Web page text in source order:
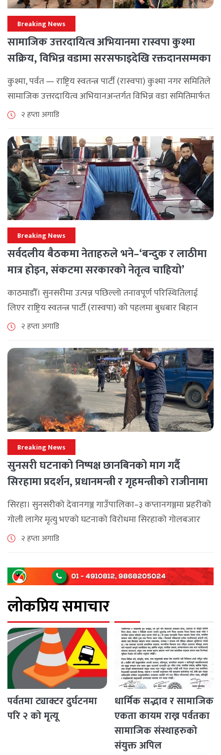
Breaking News
सामाजिक उत्तरदायित्व अभियानमा रास्वपा कुश्मा
सक्रिय, विभिन्न वडामा सरसफाइदेखि रक्तदानसम्मका
कार्यक्रम
कुश्मा, पर्वत — राष्ट्रिय स्वतन्त्र पार्टी (रास्वपा) कुश्मा नगर समितिले
सामाजिक उत्तरदायित्व अभियानअन्तर्गत विभिन्न वडा समितिमार्फत
समुदाय केन्द्रित र सेवामूलक कार्यक्रम सञ्चालन गरिरहेको जनाएको
२ हप्ता अगाडि
Breaking News
सर्वदलीय बैठकमा नेताहरुले भने–‘बन्दुक र लाठीमा
मात्र होइन, संकटमा सरकारको नेतृत्व चाहियो’
काठमाडौँ। सुनसरीमा उत्पन्न पछिल्लो तनावपूर्ण परिस्थितिलाई
लिएर राष्ट्रिय स्वतन्त्र पार्टी (रास्वपा) को पहलमा बुधबार बिहान
सिंहदरबारमा सर्वदलीय बैठक जारी छ। रास्वपाका सभापति रवि
२ हप्ता अगाडि
Breaking News
सुनसरी घटनाको निष्पक्ष छानबिनको माग गर्दै
सिरहामा प्रदर्शन, प्रधानमन्त्री र गृहमन्त्रीको राजीनामा
माग
सिरहा। सुनसरीको देवानगञ्ज गाउँपालिका–३ कप्तानगञ्जमा प्रहरीको
गोली लागेर मृत्यु भएको घटनाको विरोधमा सिरहाको गोलबजार
नगरपालिका–८ पुरानो चोक चोहर्वामा स्थानीयले प्रदर्शन गरेका
पश्चिम राजमार्ग अवरुद्ध [...]
२ हप्ता अगाडि
लोकप्रिय समाचार
पर्वतमा ट्याक्टर दुर्घटनमा
परि २ को मृत्यू
धार्मिक सद्भाव र सामाजिक
एकता कायम राख्न पर्वतका
सामाजिक संस्थाहरुको
संयुक्त अपिल